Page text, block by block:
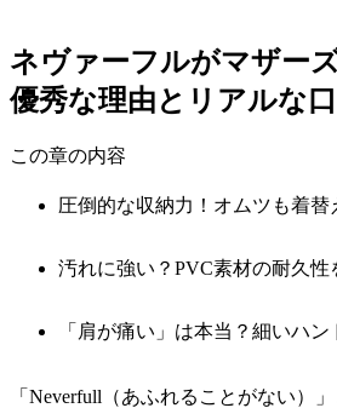
ネヴァーフルがマザー
優秀な理由とリアルな
この章の内容
圧倒的な収納力！オムツも着替
汚れに強い？PVC素材の耐久性
「肩が痛い」は本当？細いハ
「Neverfull（あふれることがない）